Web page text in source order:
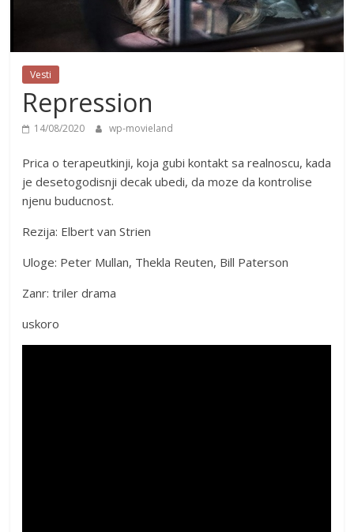
Vesti
Repression
14/08/2020 wp-movieland
Prica o terapeutkinji, koja gubi kontakt sa realnoscu, kada
je desetogodisnji decak ubedi, da moze da kontrolise
njenu buducnost.
Rezija: Elbert van Strien
Uloge: Peter Mullan, Thekla Reuten, Bill Paterson
Zanr: triler drama
uskoro